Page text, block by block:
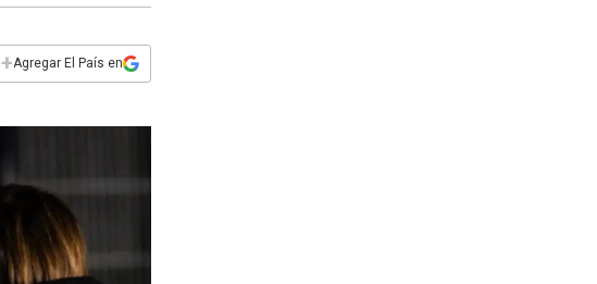
+Agregar El País en